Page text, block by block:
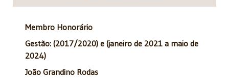
Membro Honorário
Gestão: (2017/2020) e (janeiro de 2021 a maio de
2024)
João Grandino Rodas